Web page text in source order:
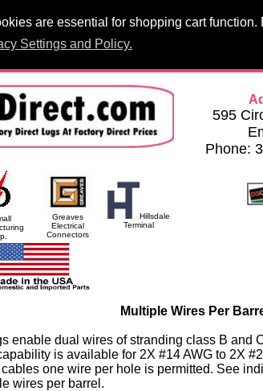
are essential for shopping cart
Settings and Policy.
Products PCB Lugs Panelboard Lugs
595
Phone:
Greaves
Electrical
Connectors
Hillsdale
Terminal
Multiple Wires Per
enable dual wires of stranding class B and
is available for 2X #14 AWG to 2X
one wire per hole is permitted. See
wires per barrel.